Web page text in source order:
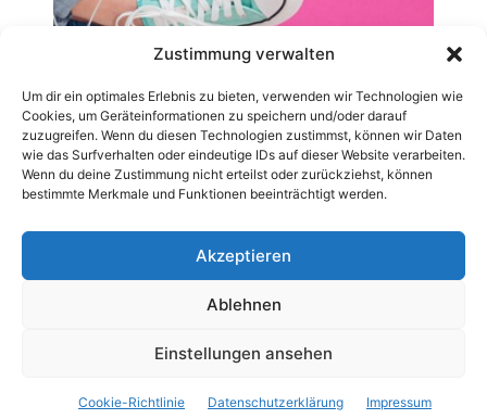
Zustimmung verwalten
Um dir ein optimales Erlebnis zu bieten, verwenden wir Technologien wie
Cookies, um Geräteinformationen zu speichern und/oder darauf
zuzugreifen. Wenn du diesen Technologien zustimmst, können wir Daten
wie das Surfverhalten oder eindeutige IDs auf dieser Website verarbeiten.
Wenn du deine Zustimmung nicht erteilst oder zurückziehst, können
bestimmte Merkmale und Funktionen beeinträchtigt werden.
Akzeptieren
Ablehnen
Einstellungen ansehen
Cookie-Richtlinie Datenschutzerklärung Impressum
Pressemitteilung veröffentlichen
Archiv-News
Cookie-Richtlinie (EU)
© 2019 - 2025 © CarWebnews.com